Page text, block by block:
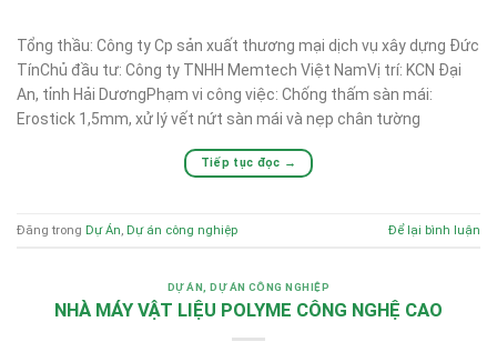
Tổng thầu: Công ty Cp sản xuất thương mại dịch vụ xây dựng Đức
TínChủ đầu tư: Công ty TNHH Memtech Việt NamVị trí: KCN Đại
An, tỉnh Hải DươngPhạm vi công việc: Chống thấm sàn mái:
Erostick 1,5mm, xử lý vết nứt sàn mái và nẹp chân tường
Tiếp tục đọc →
Đăng trong Dự Án Dự án công nghiệp Để lại bình luận
DỰ ÁN,DỰ ÁN CÔNG NGHIỆP
NHÀ MÁY VẬT LIỆU POLYME CÔNG NGHỆ CAO